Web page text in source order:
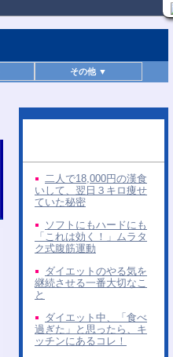
その他 ▼
二人で18,000円の漢食
いして、翌日３キロ痩せ
ていた秘密
ソフトにもハードにも
「これは効く！」ムラタ
ク式腹筋運動
ダイエットのやる気を
継続させる一番大切なこ
と
ダイエット中、「食べ
過ぎた」と思ったら、キ
ッチンにあるコレ！